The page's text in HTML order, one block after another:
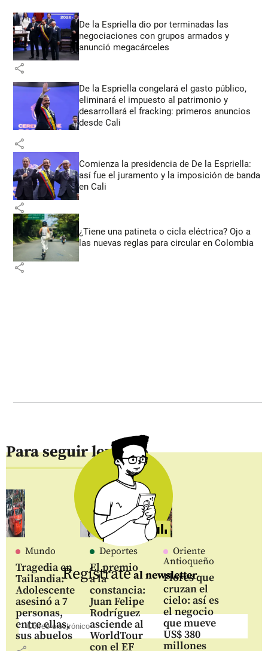
De la Espriella dio por terminadas las
negociaciones con grupos armados y
anunció megacárceles
share
De la Espriella congelará el gasto público,
eliminará el impuesto al patrimonio y
desarrollará el fracking: primeros anuncios
desde Cali
share
Comienza la presidencia de De la Espriella:
así fue el juramento y la imposición de banda
en Cali
share
¿Tiene una patineta o cicla eléctrica? Ojo a
las nuevas reglas para circular en Colombia
share
Para seguir leyendo
Mundo
Tragedia en
Tailandia:
Adolescente
asesinó a 7
personas,
entre ellas,
sus abuelos
Deportes
El premio
a la
constancia:
Juan Felipe
Rodríguez
asciende al
WorldTour
con el EF
Oriente
Antioqueño
Flores que
cruzan el
cielo: así es
el negocio
que mueve
US$ 380
millones
Regístrateal newsletter